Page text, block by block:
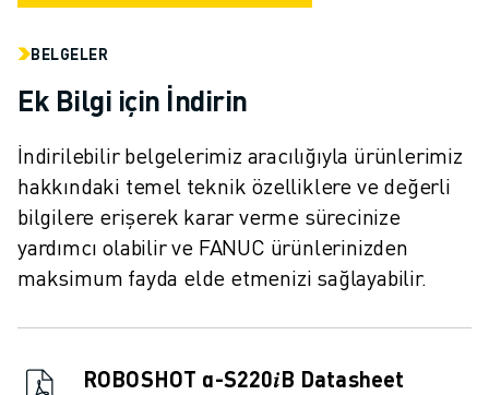
KARIYER
BIZE KATILIN » KARIYER PORTALI
İLETIŞIM
LOKASYONLAR
KÜNYE
BELGELER
Ek Bilgi için İndirin
İndirilebilir belgelerimiz aracılığıyla ürünlerimiz
hakkındaki temel teknik özelliklere ve değerli
bilgilere erişerek karar verme sürecinize
yardımcı olabilir ve FANUC ürünlerinizden
maksimum fayda elde etmenizi sağlayabilir.
ROBOSHOT α-S220𝑖B Datasheet